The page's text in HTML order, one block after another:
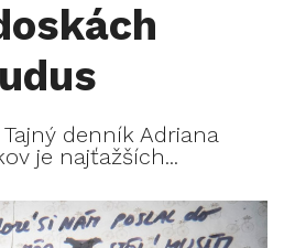
denník Adriana
je najťažších...